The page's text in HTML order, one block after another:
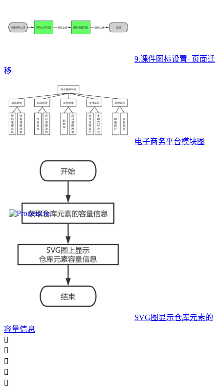
9.课件图标设置- 页面迁
移
电子商务平台模块图
SVG图显示仓库元素的
容量信息




